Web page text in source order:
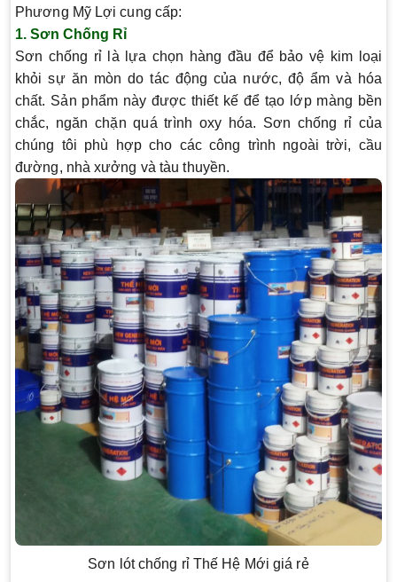
Phương Mỹ Lợi cung cấp:
1. Sơn Chống Rỉ
Sơn chống rỉ là lựa chọn hàng đầu để bảo vệ kim loại
khỏi sự ăn mòn do tác động của nước, độ ẩm và hóa
chất. Sản phẩm này được thiết kế để tạo lớp màng bền
chắc, ngăn chặn quá trình oxy hóa. Sơn chống rỉ của
chúng tôi phù hợp cho các công trình ngoài trời, cầu
đường, nhà xưởng và tàu thuyền.
Sơn lót chống rỉ Thế Hệ Mới giá rẻ